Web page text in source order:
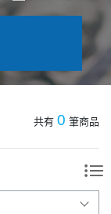
共有 0 筆商品